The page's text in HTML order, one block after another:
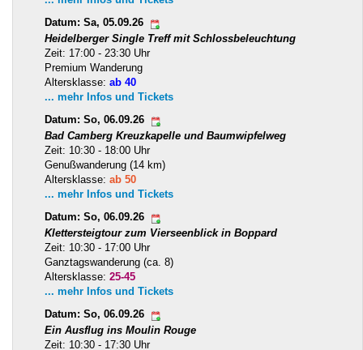
Datum: Sa, 05.09.26
Heidelberger Single Treff mit Schlossbeleuchtung
Zeit: 17:00 - 23:30 Uhr
Premium Wanderung
Altersklasse: ab 40
... mehr Infos und Tickets
Datum: So, 06.09.26
Bad Camberg Kreuzkapelle und Baumwipfelweg
Zeit: 10:30 - 18:00 Uhr
Genußwanderung (14 km)
Altersklasse: ab 50
... mehr Infos und Tickets
Datum: So, 06.09.26
Klettersteigtour zum Vierseenblick in Boppard
Zeit: 10:30 - 17:00 Uhr
Ganztagswanderung (ca. 8)
Altersklasse: 25-45
... mehr Infos und Tickets
Datum: So, 06.09.26
Ein Ausflug ins Moulin Rouge
Zeit: 10:30 - 17:30 Uhr